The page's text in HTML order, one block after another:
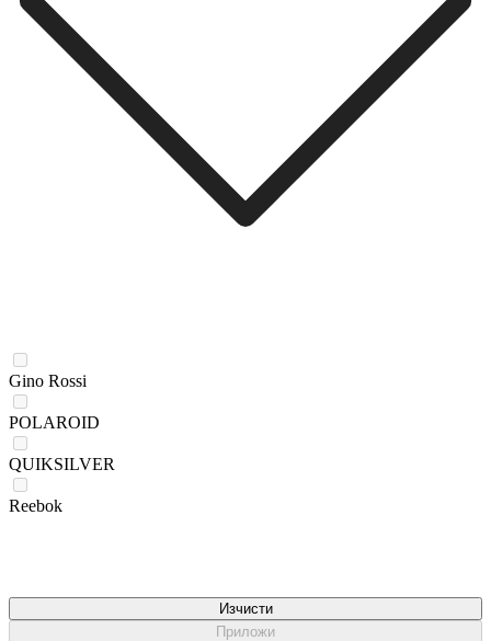
Gino Rossi
POLAROID
QUIKSILVER
Reebok
Изчисти
Приложи